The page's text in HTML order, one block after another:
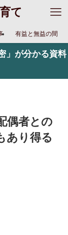
て
有益と無益の間
」が分かる資料
偶者との
あり得る